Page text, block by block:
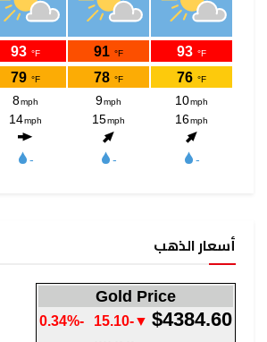
أسعار الذهب
Gold Price
$4384.60
▼-15.10
-0.34%